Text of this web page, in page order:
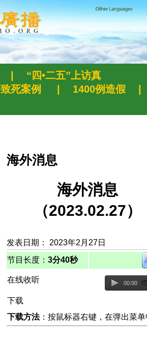
“四•二五”上访真
死案例 1400例造假
海外消息
海外消息
（2023.02.27）
发表日期： 2023年2月27日
节目长度： 3分40秒
在线收听 00:00
下载
下载方法：按鼠标器右键，在弹出菜